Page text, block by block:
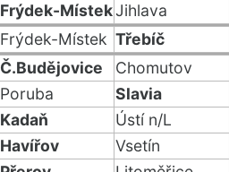
Frýdek-MístekJihlava
Frýdek-Místek Třebíč
Č.Budějovice Chomutov
Poruba Slavia
Kadaň Ústí n/L
Havířov Vsetín